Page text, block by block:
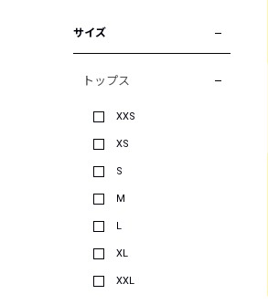
サイズ
トップス
XXS
XS
S
M
L
XL
XXL